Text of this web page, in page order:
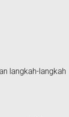
langkah-langkah